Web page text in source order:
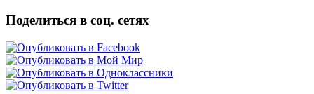
Поделиться в соц. сетях